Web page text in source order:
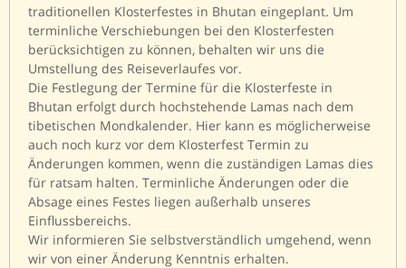
traditionellen Klosterfestes in Bhutan eingeplant. Um
terminliche Verschiebungen bei den Klosterfesten
berücksichtigen zu können, behalten wir uns die
Umstellung des Reiseverlaufes vor.
Die Festlegung der Termine für die Klosterfeste in
Bhutan erfolgt durch hochstehende Lamas nach dem
tibetischen Mondkalender. Hier kann es möglicherweise
auch noch kurz vor dem Klosterfest Termin zu
Änderungen kommen, wenn die zuständigen Lamas dies
für ratsam halten. Terminliche Änderungen oder die
Absage eines Festes liegen außerhalb unseres
Einflussbereichs.
Wir informieren Sie selbstverständlich umgehend, wenn
wir von einer Änderung Kenntnis erhalten.